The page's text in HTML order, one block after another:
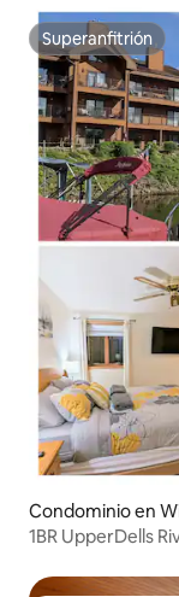
Superanfitrión
Superanfitrión
Condominio en
1BR UpperDells